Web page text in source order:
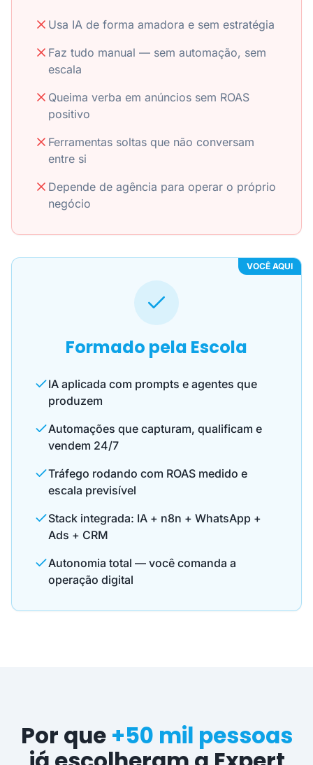
Usa IA de forma amadora e sem estratégia
Faz tudo manual — sem automação, sem
escala
Queima verba em anúncios sem ROAS
positivo
Ferramentas soltas que não conversam
entre si
Depende de agência para operar o próprio
negócio
VOCÊ AQUI
Formado pela Escola
IA aplicada com prompts e agentes que
produzem
Automações que capturam, qualificam e
vendem 24/7
Tráfego rodando com ROAS medido e
escala previsível
Stack integrada: IA + n8n + WhatsApp +
Ads + CRM
Autonomia total — você comanda a
operação digital
Por que +50 mil pessoas